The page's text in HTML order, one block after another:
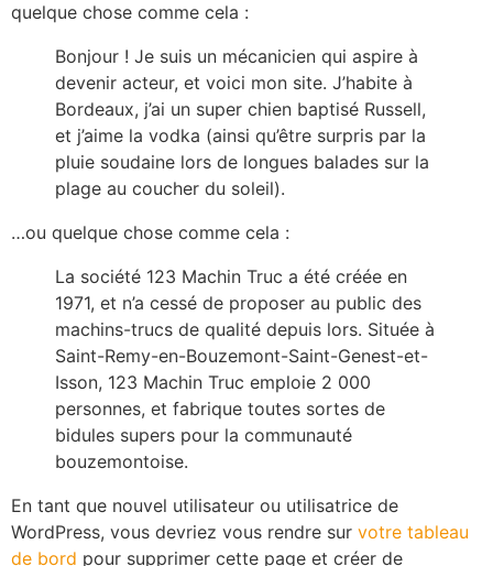
quelque chose comme cela :
Bonjour ! Je suis un mécanicien qui aspire à
devenir acteur, et voici mon site. J’habite à
Bordeaux, j’ai un super chien baptisé Russell,
et j’aime la vodka (ainsi qu’être surpris par la
pluie soudaine lors de longues balades sur la
plage au coucher du soleil).
…ou quelque chose comme cela :
La société 123 Machin Truc a été créée en
1971, et n’a cessé de proposer au public des
machins-trucs de qualité depuis lors. Située à
Saint-Remy-en-Bouzemont-Saint-Genest-et-
Isson, 123 Machin Truc emploie 2 000
personnes, et fabrique toutes sortes de
bidules supers pour la communauté
bouzemontoise.
En tant que nouvel utilisateur ou utilisatrice de
WordPress, vous devriez vous rendre sur votre tableau
de bord pour supprimer cette page et créer de